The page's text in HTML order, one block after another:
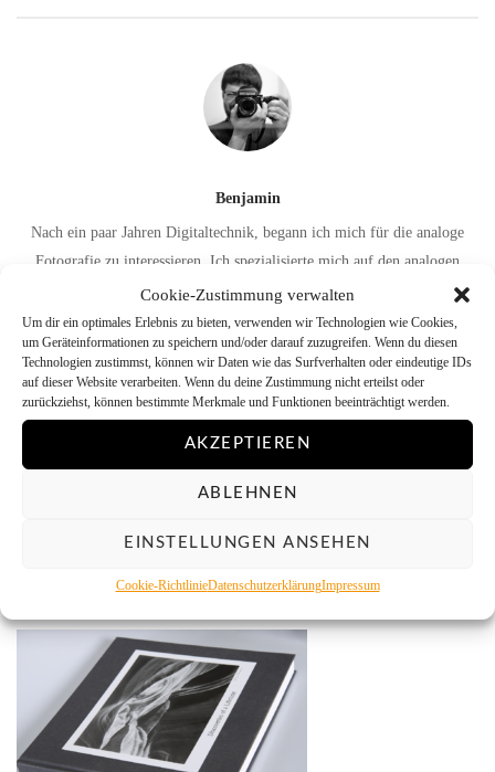
Cookie-Zustimmung verwalten
Um dir ein optimales Erlebnis zu bieten, verwenden wir Technologien wie Cookies,
um Geräteinformationen zu speichern und/oder darauf zuzugreifen. Wenn du diesen
Technologien zustimmst, können wir Daten wie das Surfverhalten oder eindeutige IDs
auf dieser Website verarbeiten. Wenn du deine Zustimmung nicht erteilst oder
zurückziehst, können bestimmte Merkmale und Funktionen beeinträchtigt werden.
AKZEPTIEREN
ABLEHNEN
EINSTELLUNGEN ANSEHEN
Cookie-RichtlinieDatenschutzerklärungImpressum
Benjamin
Nach ein paar Jahren Digitaltechnik, begann ich mich für die analoge
Fotografie zu interessieren. Ich spezialisierte mich auf den analogen
Schwarz-Weiß-Prozess, der auch aktuell meinen Schwerpunkt bildet.
Hauptsächlich arbeite ich Mittelformat mit der Mamiya RB67 Pro SD
und der Mamiya 645 Super, nutze aber auch eine 4×5 Inch
Großformatkamera und diverse Minolta Kleinbildkameras. An der
analogen Schwarz-Weiß-Fotografie reizt mich einerseits die Reduktion
auf das Wesentliche, sowie die andererseits schier unendlichen
meine Wahl immer mehr auf Diafilm.
YOU MAY ALSO LIKE